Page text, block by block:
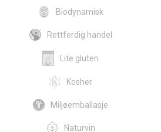
Biodynamisk
Rettferdig handel
Lite gluten
Kosher
Miljøemballasje
Naturvin